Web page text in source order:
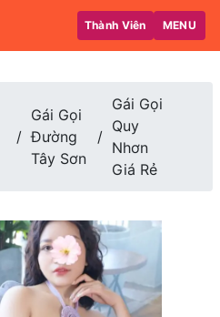
Thành Viên MENU
Gái Gọi
Đường
Tây Sơn
Gái Gọi
Quy
Nhơn
Giá Rẻ